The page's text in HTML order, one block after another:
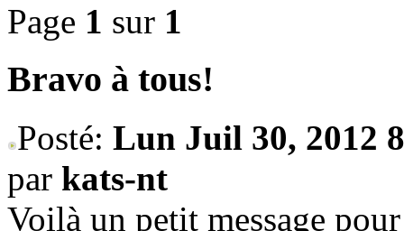
Page 1 sur 1
Bravo à tous!
Posté: Lun Juil 30, 2012
par kats-nt
Voilà un petit message